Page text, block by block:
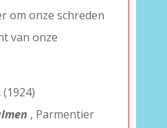
om onze schreden
van onze
(1924)
, Parmentier